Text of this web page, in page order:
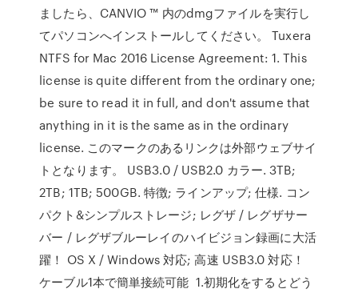
ましたら、CANVIO ™ 内のdmgファイルを実行し
てパソコンへインストールしてください。 Tuxera
NTFS for Mac 2016 License Agreement: 1. This
license is quite different from the ordinary one;
be sure to read it in full, and don't assume that
anything in it is the same as in the ordinary
license. このマークのあるリンクは外部ウェブサイ
トとなります。 USB3.0 / USB2.0 カラー. 3TB;
2TB; 1TB; 500GB. 特徴; ラインアップ; 仕様. コン
パクト&シンプルストレージ; レグザ / レグザサー
バー / レグザブルーレイのハイビジョン録画に大活
躍！ OS X / Windows 対応; 高速 USB3.0 対応！
ケーブル1本で簡単接続可能 1.初期化をするとどう